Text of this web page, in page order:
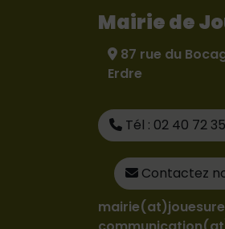
Mairie de
87 rue du
Erdre
Tél : 02 40 72
Contactez